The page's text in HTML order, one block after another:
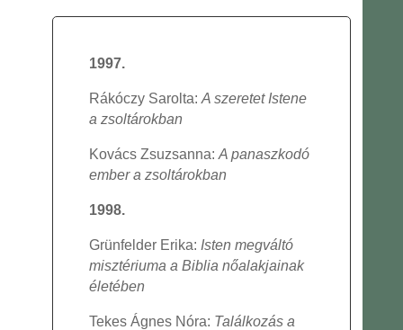
1997.
Rákóczy Sarolta:A szeretet Istene
a zsoltárokban
Kovács Zsuzsanna:A panaszkodó
ember a zsoltárokban
1998.
Grünfelder Erika: Isten megváltó
misztériuma a Biblia nőalakjainak
életében
Tekes Ágnes Nóra: Találkozás a